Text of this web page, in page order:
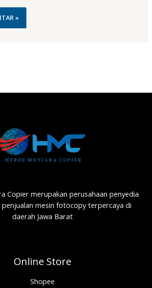
Copier merupakan perusahaan penyedia
penjualan mesin fotocopy terpercaya di
daerah Jawa Barat
Online Store
Shopee